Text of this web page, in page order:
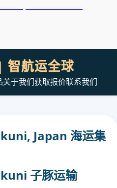
智航运全球
关于我们获取报价联系我们
Japan 海运集
子豚运输